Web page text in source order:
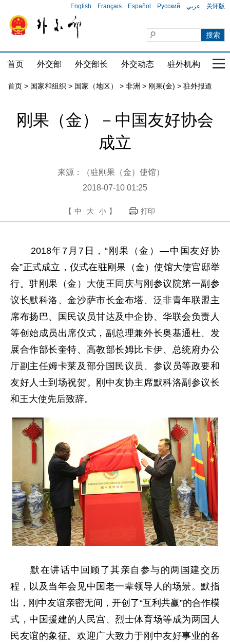
English Français Español Русский عربي 关怀版
首页 外交部 外交部长 外交动态 驻外机构 国
首页 > 国家和组织 > 国家（地区） > 非洲 > 刚果(金) > 驻外报道
刚果（金）－中国友好协会
成立
来源：（驻刚果（金）使馆）
2018-07-10 01:25
【 中 大 小 】 打印
2018年7月7日，“刚果（金）—中国友好协
会”正式成立，仪式在驻刚果（金）使馆大使官邸举
行。驻刚果（金）大使王同庆与刚参议院第一副参
议长默科洛、金沙萨市长金布塔、泛非青年联盟主
席布扬巴、国民议员甘达及中企协、华联会负责人
等创始成员出席仪式，副总理兼外长奥基通杜、发
展合作部长奎特、高教部长姆比卡伊、总统府办公
厅副主任姆卡莱及部分国民议员、参议员等政要和
友好人士到场祝贺。刚中友协主席默科洛副参议长
和王大使先后致辞。
默在讲话中回顾了其亲自参与的两国建交历
程，以及当年会见中国老一辈领导人的场景。默指
出，刚中友谊亲密无间，开创了“互利共赢”的合作模
式，中国援建的人民宫、烈士体育场等成为两国人
民友谊的象征。欢迎广大致力于刚中友好事业的各